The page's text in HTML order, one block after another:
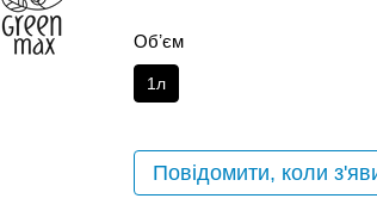
Обʼєм
1л
Повідомити, коли